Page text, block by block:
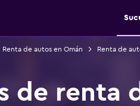
Renta de autos en Omán Renta de
de renta